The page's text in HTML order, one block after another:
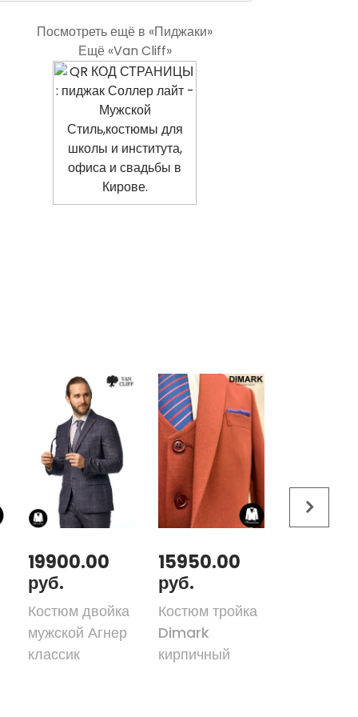
Посмотреть ещё в «Пиджаки»
Ещё «Van Cliff»
19900.00
руб.
Костюм двойка
мужской Агнер
классик
15950.00
руб.
Костюм тройка
Dimark
кирпичный